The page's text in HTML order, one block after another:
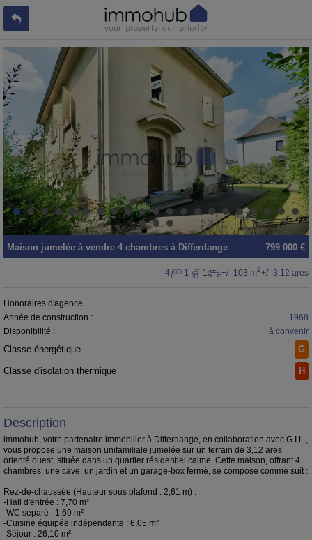
799 000 €
Maison jumelée à vendre 4 chambres à Differdange
4 1 1 +/- 103 m2+/- 3,12 ares
Honoraires d'agence
Année de construction :
1968
Disponibilité :
à convenir
Classe énergétique G
Classe d'isolation thermique H
Description
immohub, votre partenaire immobilier à Differdange, en collaboration avec G.I.L.,
vous propose une maison unifamiliale jumelée sur un terrain de 3,12 ares
orienté ouest, située dans un quartier résidentiel calme. Cette maison, offrant 4
chambres, une cave, un jardin et un garage-box fermé, se compose comme suit :
Rez-de-chaussée (Hauteur sous plafond : 2,61 m) :
-Hall d'entrée : 7,70 m²
-WC séparé : 1,60 m²
-Cuisine équipée indépendante : 6,05 m²
-Séjour : 26,10 m²